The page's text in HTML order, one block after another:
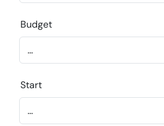
Budget
Start